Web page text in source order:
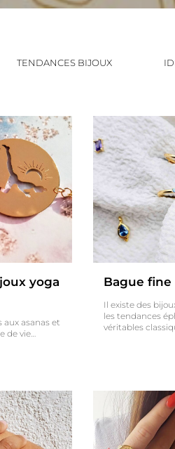
TENDANCES BIJOUX
yoga
aux asanas et
vie…
Bague fine
Il existe des
les tendances
véritables